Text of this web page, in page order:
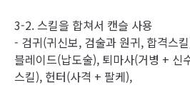
3-2. 스킬을 합쳐서 캔슬 사용
- 검귀(귀신보, 검술과 원귀, 합격스
블레이드(납도술), 퇴마사(거병 + 신
스킬), 헌터(사격 + 팔케),